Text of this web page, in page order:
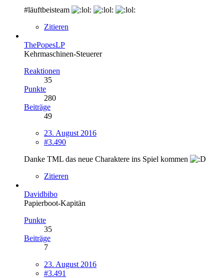
#läuftbeisteam
Zitieren
ThePopesLP
Kehrmaschinen-Steuerer
Reaktionen
35
Punkte
280
Beiträge
49
23. August 2016
#3.490
Danke TML das neue Charaktere ins Spiel kommen
Zitieren
Davidbibo
Papierboot-Kapitän
Punkte
35
Beiträge
7
23. August 2016
#3.491